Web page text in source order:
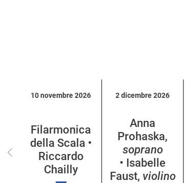
eventi
categoria
10 novembre 2026
Filarmonica
della Scala •
Riccardo
Chailly
2 dicembre 2026
Anna
Prohaska,
soprano
• Isabelle
Faust, violino